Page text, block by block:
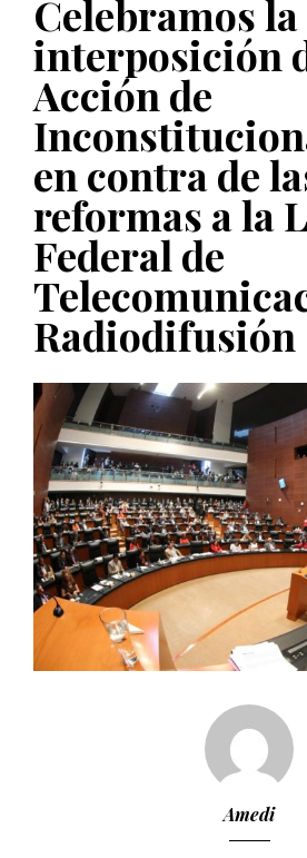
PUBLICADO EL 5 ENERO, 2023
Celebramos la
interposición
Acción de
en contra de
reformas a la
Federal de
Radiodifusión
Amedi